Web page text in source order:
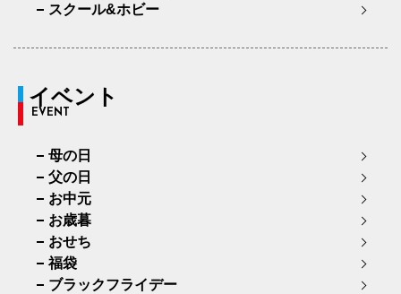
スクール&ホビー
イベント
EVENT
母の日
父の日
お中元
お歳暮
おせち
福袋
ブラックフライデー